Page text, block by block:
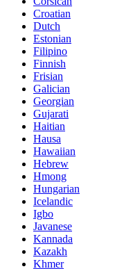
Croatian
Dutch
Estonian
Filipino
Finnish
Frisian
Galician
Georgian
Gujarati
Haitian
Hausa
Hawaiian
Hebrew
Hmong
Hungarian
Icelandic
Igbo
Javanese
Kannada
Kazakh
Khmer